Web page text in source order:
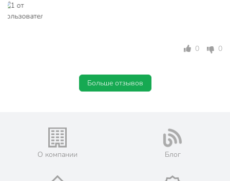
Материал
с ручками
повышенной
Габариты упаковки
46 x 18 x 37 см
0 0
Больше отзывов
О компании Блог